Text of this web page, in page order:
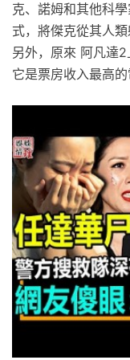
克、諾姆和其他科
式，將傑克從其人
另外，原來 阿凡達
它是票房收入最高的